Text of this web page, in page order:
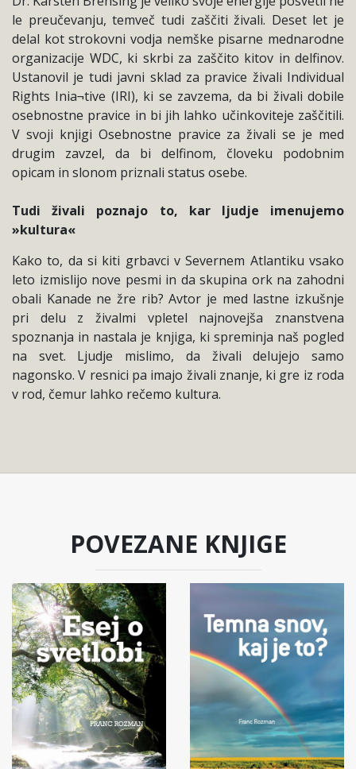
le preučevanju, temveč tudi zaščiti živali. Deset let je
delal kot strokovni vodja nemške pisarne mednarodne
organizacije WDC, ki skrbi za zaščito kitov in delfinov.
Ustanovil je tudi javni sklad za pravice živali Individual
Rights Inia¬tive (IRI), ki se zavzema, da bi živali dobile
osebnostne pravice in bi jih lahko učinkoviteje zaščitili.
V svoji knjigi Osebnostne pravice za živali se je med
drugim zavzel, da bi delfinom, človeku podobnim
opicam in slonom priznali status osebe.
Tudi živali poznajo to, kar ljudje imenujemo
»kultura«
Kako to, da si kiti grbavci v Severnem Atlantiku vsako
leto izmislijo nove pesmi in da skupina ork na zahodni
obali Kanade ne žre rib? Avtor je med lastne izkušnje
pri delu z živalmi vpletel najnovejša znanstvena
spoznanja in nastala je knjiga, ki spreminja naš pogled
na svet. Ljudje mislimo, da živali delujejo samo
nagonsko. V resnici pa imajo živali znanje, ki gre iz roda
v rod, čemur lahko rečemo kultura.
POVEZANE KNJIGE